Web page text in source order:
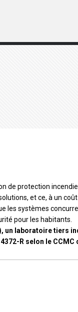
protection
et ce, à un
systèmes
pour les habitants.
laboratoire tiers
R selon le